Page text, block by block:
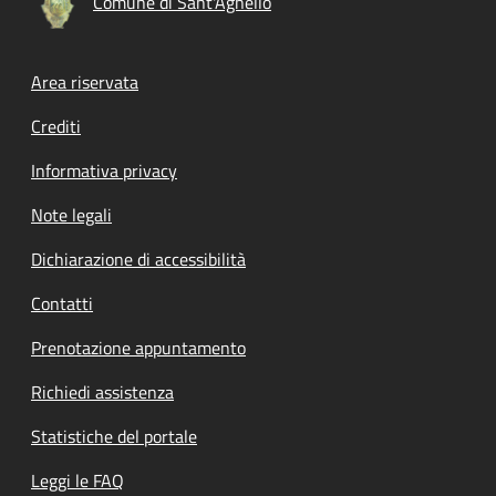
Footer menu
Area riservata
Crediti
Informativa privacy
Note legali
Dichiarazione di accessibilità
Contatti
Prenotazione appuntamento
Richiedi assistenza
Statistiche del portale
Leggi le FAQ